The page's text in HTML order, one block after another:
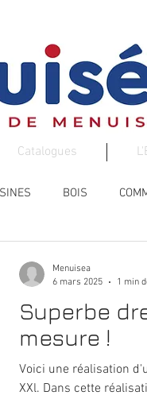
Catalogues
BOIS
DE VOS ENTREES
Superbe
mesure !
Voici une réalisation
XXl. Dans cette
Menuisea
6 mars 2025
1 min